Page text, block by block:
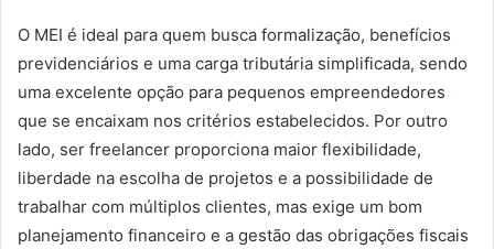
O MEI é ideal para quem busca formalização, benefícios
previdenciários e uma carga tributária simplificada, sendo
uma excelente opção para pequenos empreendedores
que se encaixam nos critérios estabelecidos. Por outro
lado, ser freelancer proporciona maior flexibilidade,
liberdade na escolha de projetos e a possibilidade de
trabalhar com múltiplos clientes, mas exige um bom
planejamento financeiro e a gestão das obrigações fiscais